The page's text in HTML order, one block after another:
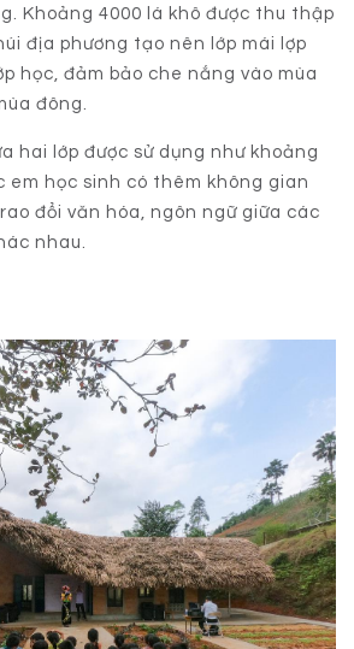
Khoảng 4000 lá khô được thu thập
địa phương tạo nên lớp mái lợp
học, đảm bảo che nắng vào mùa
đông.
hai lớp được sử dụng như khoảng
em học sinh có thêm không gian
đổi văn hóa, ngôn ngữ giữa các
nhau.